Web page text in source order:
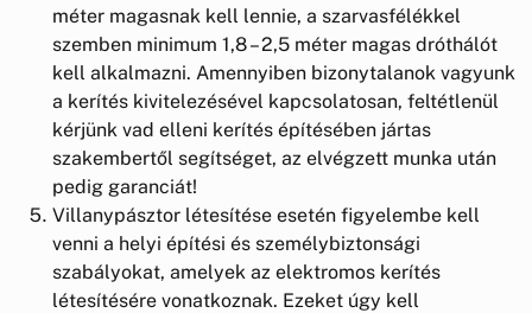
méter magasnak kell lennie, a szarvasfélékkel
szemben minimum 1,8 – 2,5 méter magas dróthálót
kell alkalmazni. Amennyiben bizonytalanok vagyunk
a kerítés kivitelezésével kapcsolatosan, feltétlenül
kérjünk vad elleni kerítés építésében jártas
szakembertől segítséget, az elvégzett munka után
pedig garanciát!
Villanypásztor létesítése esetén figyelembe kell
venni a helyi építési és személybiztonsági
szabályokat, amelyek az elektromos kerítés
létesítésére vonatkoznak. Ezeket úgy kell